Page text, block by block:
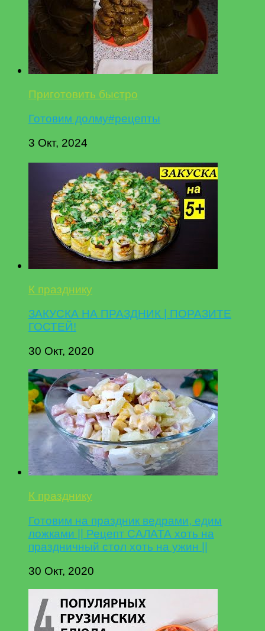
Приготовить быстро
Готовим долму#рецепты
3 Окт, 2024
К празднику
ЗАКУСКА НА ПРАЗДНИК | ПОРАЗИТЕ
ГОСТЕЙ!
30 Окт, 2020
К празднику
Готовим на праздник ведрами, едим
ложками || Рецепт САЛАТА хоть на
праздничный стол хоть на ужин ||
30 Окт, 2020